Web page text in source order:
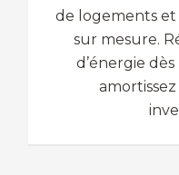
de logements
sur mesure.
d’énergie